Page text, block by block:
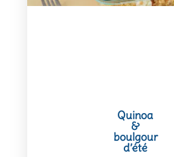
Quinoa
&
boulgour
d’été